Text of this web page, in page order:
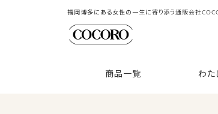
福岡博多にある女性の一生に寄り添う通販会社
商品一覧 わた